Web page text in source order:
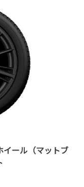
ール（マットブ